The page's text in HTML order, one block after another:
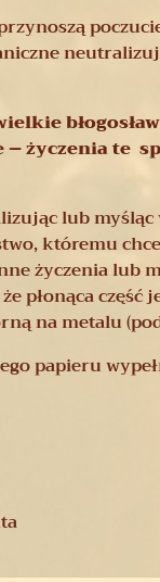
życzenia te
lub
któremu
życzenia
płonąca
na metalu
papieru